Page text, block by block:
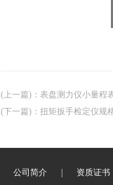
(上一篇) ： 表盘测力仪小量程
(下一篇) ： 扭矩扳手检定仪规
公司简介 资质证书